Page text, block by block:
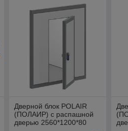
Дверной блок POLAIR
(ПОЛАИР) с распашной
дверью 2560*1200*80